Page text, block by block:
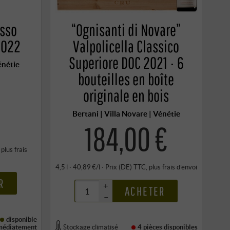
plusfrais
disponible
“Ognisanti di Novare”
Valpolicella Classico
Superiore DOC 2021 · 6
bouteilles en boîte
originale en bois
Bertani | Villa Novare | Vénétie
184,00 €
4,5 l · 40,89 €/l · Prix (DE) TTC, plus frais d’envoi
+
–
ACHETER
Stockage climatisé 4 pièces disponibles